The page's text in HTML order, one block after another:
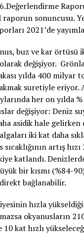
6.Değerlendirme
raporun sonuncusu.
2021’de
buz ve kar örtüsü
değişiyor.
yılda 400 milyar
suretiyle eriyor.
her on yılda
değişiyor: Deniz
asidik hale gelirken
iki kat daha
artış
katlandı.
bir kısmı (%84-
bağlanabilir.
hızla
okyanusların
10 kat hızlı